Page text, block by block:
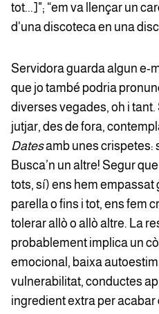
tot...]"; “em va llençar un
d'una discoteca en una
Servidora guarda algun e-
que jo també podria
diverses vegades, oh i tant.
jutjar, des de fora,
Datesamb unes crispetes:
Busca’n un altre! Segur
tots, sí) ens hem empassat
parella o fins i tot, ens fem
tolerar allò o allò altre. La
probablement implica un
emocional, baixa
vulnerabilitat, conductes
ingredient extra per acabar